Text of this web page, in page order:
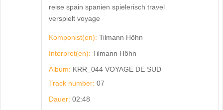
reise spain spanien spielerisch travel
verspielt voyage
Komponist(en): Tilmann Höhn
Interpret(en): Tilmann Höhn
Album: KRR_044 VOYAGE DE SUD
Track number: 07
Dauer: 02:48